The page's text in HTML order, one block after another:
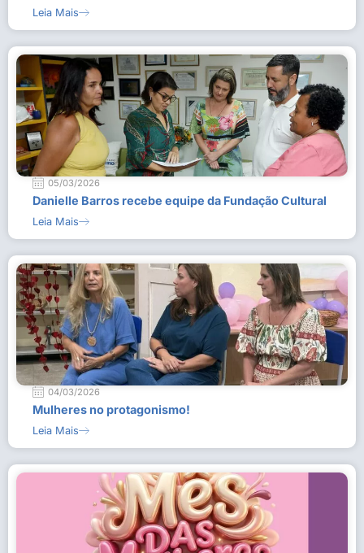
Leia Mais
05/03/2026
Danielle Barros recebe equipe da Fundação Cultural
Leia Mais
04/03/2026
Mulheres no protagonismo!
Leia Mais